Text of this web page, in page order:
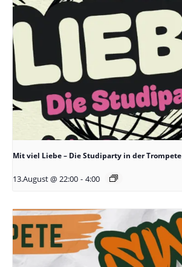
Mit viel Liebe – Die Studiparty in der Trompete
13.August @ 22:00 - 4:00